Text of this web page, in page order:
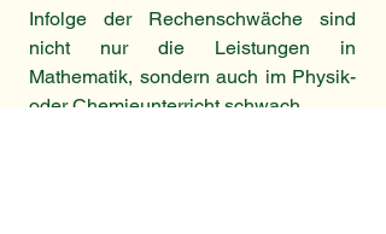
Infolge der Rechenschwäche sind
nicht nur die Leistungen in
Mathematik, sondern auch im Physik-
oder Chemieunterricht schwach.